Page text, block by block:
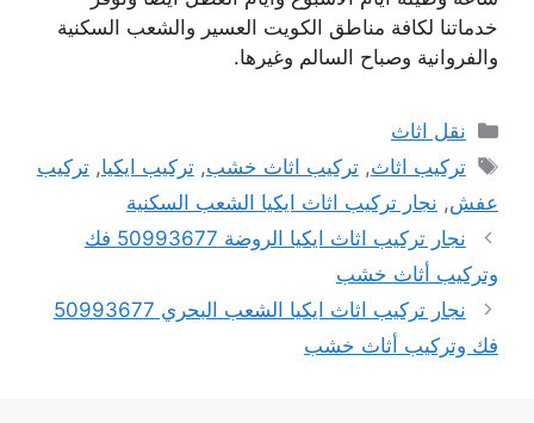
خدماتنا لكافة مناطق الكويت العسير والشعب السكنية
والفروانية وصباح السالم وغيرها.
التصنيفات
نقل اثاث
الوسوم
تركيب اثاث,تركيب اثاث خشب,تركيب ايكيا,تركيب
عفش, نجار تركيب اثاث ايكيا الشعب السكنية
نجار تركيب اثاث ايكيا الروضة 50993677 فك
وتركيب أثاث خشب
نجار تركيب اثاث ايكيا الشعب البحري 50993677
فك وتركيب أثاث خشب